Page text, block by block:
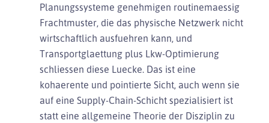
Planungssysteme genehmigen routinemaessig
Frachtmuster, die das physische Netzwerk nicht
wirtschaftlich ausfuehren kann, und
Transportglaettung plus Lkw-Optimierung
schliessen diese Luecke. Das ist eine
kohaerente und pointierte Sicht, auch wenn sie
auf eine Supply-Chain-Schicht spezialisiert ist
statt eine allgemeine Theorie der Disziplin zu